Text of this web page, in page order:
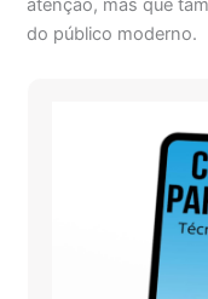
atenção, mas que
do público moderno.